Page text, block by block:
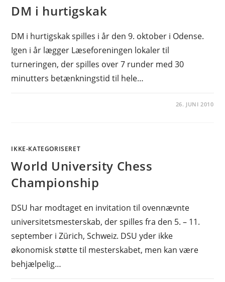
DM i hurtigskak
DM i hurtigskak spilles i år den 9. oktober i Odense.
Igen i år lægger Læseforeningen lokaler til
turneringen, der spilles over 7 runder med 30
minutters betænkningstid til hele…
26. JUNI 2010
IKKE-KATEGORISERET
World University Chess
Championship
DSU har modtaget en invitation til ovennævnte
universitetsmesterskab, der spilles fra den 5. – 11.
september i Zürich, Schweiz. DSU yder ikke
økonomisk støtte til mesterskabet, men kan være
behjælpelig…